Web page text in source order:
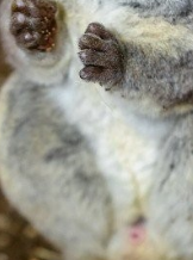
A Journey of